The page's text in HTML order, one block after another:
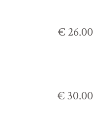
€ 26.00
€ 30.00